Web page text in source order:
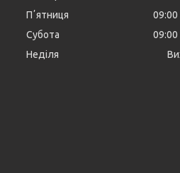
Пʼятниця
09:00
Субота
09:00
Неділя